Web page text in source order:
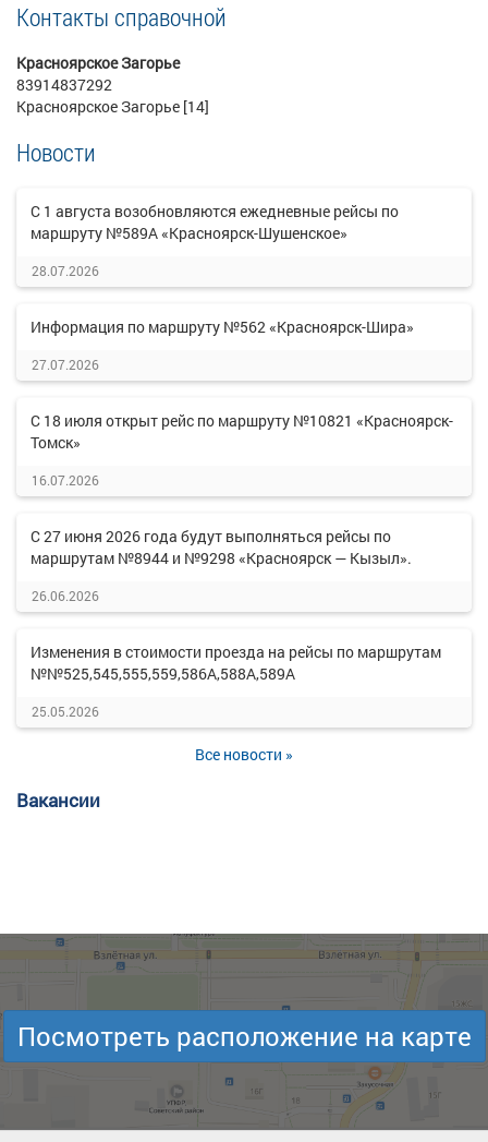
Контакты справочной
Красноярское Загорье
83914837292
Красноярское Загорье [14]
Новости
С 1 августа возобновляются ежедневные рейсы по
маршруту №589А «Красноярск-Шушенское»
28.07.2026
Информация по маршруту №562 «Красноярск-Шира»
27.07.2026
С 18 июля открыт рейс по маршруту №10821 «Красноярск-
Томск»
16.07.2026
С 27 июня 2026 года будут выполняться рейсы по
маршрутам №8944 и №9298 «Красноярск — Кызыл».
26.06.2026
Изменения в стоимости проезда на рейсы по маршрутам
№№525,545,555,559,586А,588А,589А
25.05.2026
Все новости »
Вакансии
Посмотреть расположение на карте